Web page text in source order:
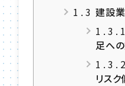
1.3 建設
1.3.1
足へ
1.3.2
リス